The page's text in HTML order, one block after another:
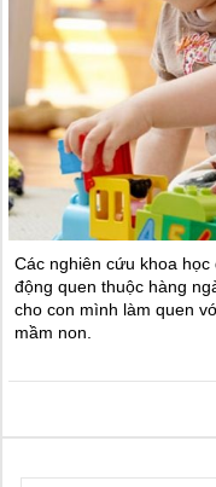
Các nghiên cứu khoa
động quen thuộc hàng
cho con mình làm quen
mầm non.